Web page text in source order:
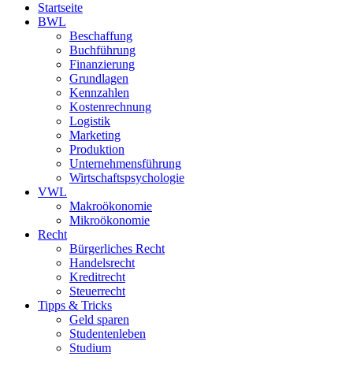
Startseite
BWL
Beschaffung
Buchführung
Finanzierung
Grundlagen
Kennzahlen
Kostenrechnung
Logistik
Marketing
Produktion
Unternehmensführung
Wirtschaftspsychologie
VWL
Makroökonomie
Mikroökonomie
Recht
Bürgerliches Recht
Handelsrecht
Kreditrecht
Steuerrecht
Tipps & Tricks
Geld sparen
Studentenleben
Studium